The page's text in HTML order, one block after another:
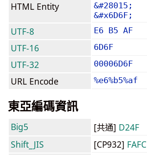
HTML Entity
&#28015;
&#x6D6F;
UTF-8 E6 B5 AF
UTF-16 6D6F
UTF-32 00006D6F
URL Encode %e6%b5%af
東亞編碼資訊
Big5 [共通] D24F
Shift_JIS
[CP932] FAFC